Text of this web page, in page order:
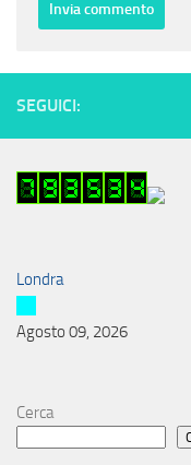
SEGUICI:
Londra
Agosto 09, 2026
Cerca